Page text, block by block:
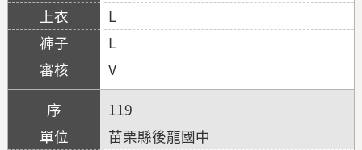
L
L
V
119
苗栗縣後龍國中